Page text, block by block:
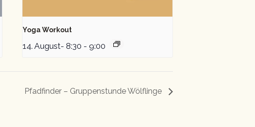
Yoga Workout
14. August- 8:30 - 9:00
Pfadfinder – Gruppenstunde Wölflinge